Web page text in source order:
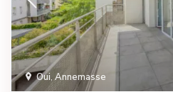
Oui,Annemasse